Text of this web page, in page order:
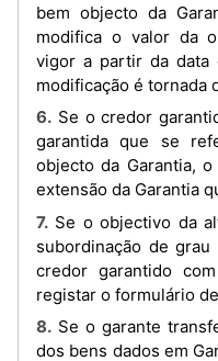
bem objecto da
modifica o valor da
vigor a partir da data
modificação é tornada
6. Se o credor garantido tiver cedido uma obrigação
garantida que se
objecto da Garantia,
extensão da Garantia
7. Se o objectivo da alteração for o de registar uma
subordinação de
credor garantido
registar o formulário
8. Se o garante transferiu uma parte ou a totalidade
dos bens dados em